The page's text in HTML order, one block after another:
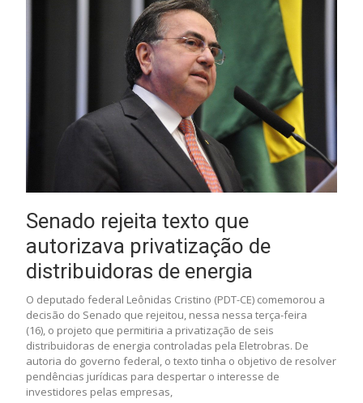
Senado rejeita texto que
autorizava privatização de
distribuidoras de energia
O deputado federal Leônidas Cristino (PDT-CE) comemorou a
decisão do Senado que rejeitou, nessa nessa terça-feira
(16), o projeto que permitiria a privatização de seis
distribuidoras de energia controladas pela Eletrobras. De
autoria do governo federal, o texto tinha o objetivo de resolver
pendências jurídicas para despertar o interesse de
investidores pelas empresas,